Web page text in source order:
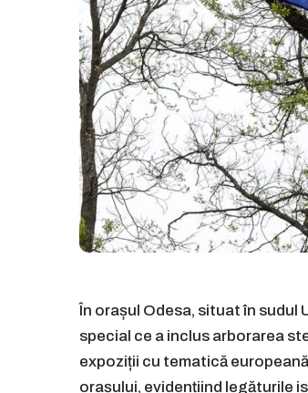
În orașul Odesa, situat în sudul
special ce a inclus arborarea
expoziții cu tematică
orașului, evidențiind legăturile